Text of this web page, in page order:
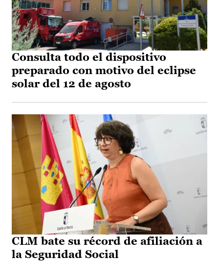
Consulta todo el dispositivo
preparado con motivo del eclipse
solar del 12 de agosto
CLM bate su récord de afiliación a
la Seguridad Social